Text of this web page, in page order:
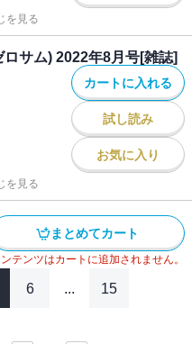
を見る
サム) 2022年8月号[雑誌]
カートに入れる
試し読み
お気に入り
を見る
まとめてカート
テンツはカートに追加されません。
6 ... 15